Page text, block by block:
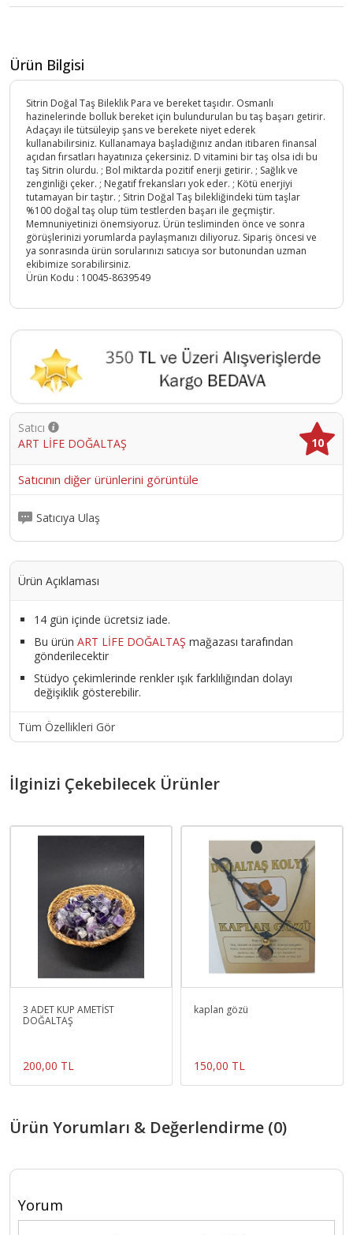
Ürün Bilgisi
Sitrin Doğal Taş Bileklik Para ve bereket taşıdır. Osmanlı
hazinelerinde bolluk bereket için bulundurulan bu taş başarı getirir.
Adaçayı ile tütsüleyip şans ve berekete niyet ederek
kullanabilirsiniz. Kullanamaya başladığınız andan itibaren finansal
açıdan fırsatları hayatınıza çekersiniz. D vitamini bir taş olsa idi bu
taş Sitrin olurdu. ; Bol miktarda pozitif enerji getirir. ; Sağlık ve
zenginliği çeker. ; Negatif frekansları yok eder. ; Kötü enerjiyi
tutamayan bir taştır. ; Sitrin Doğal Taş bilekliğindeki tüm taşlar
%100 doğal taş olup tüm testlerden başarı ile geçmiştir.
Memnuniyetinizi önemsiyoruz. Ürün tesliminden önce ve sonra
görüşlerinizi yorumlarda paylaşmanızı diliyoruz. Sipariş öncesi ve
ya sonrasında ürün sorularınızı satıcıya sor butonundan uzman
ekibimize sorabilirsiniz.
Ürün Kodu : 10045-8639549
Satıcı
ART LİFE DOĞALTAŞ
10
Satıcının diğer ürünlerini görüntüle
Satıcıya Ulaş
Ürün Açıklaması
14 gün içinde ücretsiz iade.
Bu ürün ART LİFE DOĞALTAŞ mağazası tarafından
gönderilecektir
Stüdyo çekimlerinde renkler ışık farklılığından dolayı
değişiklik gösterebilir.
Tüm Özellikleri Gör
İlginizi Çekebilecek Ürünler
3 ADET KÜP AMETİST
DOĞALTAŞ
200,00 TL
kaplan gözü
150,00 TL
Ürün Yorumları & Değerlendirme (0)
Yorum